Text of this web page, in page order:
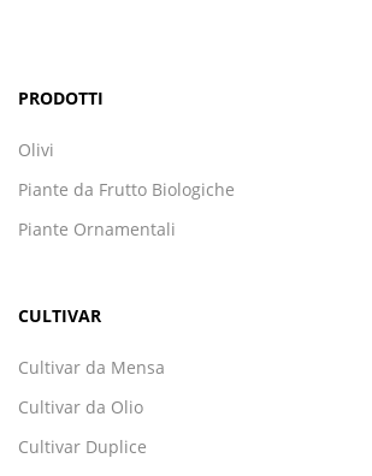
PRODOTTI
Olivi
Piante da Frutto Biologiche
Piante Ornamentali
CULTIVAR
Cultivar da Mensa
Cultivar da Olio
Cultivar Duplice